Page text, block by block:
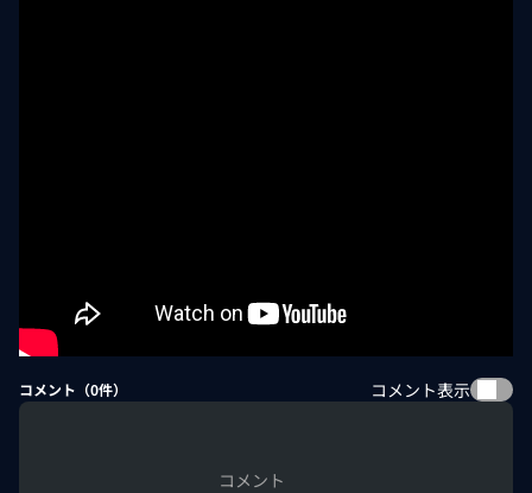
コメント（0件） コメント表示
コメント